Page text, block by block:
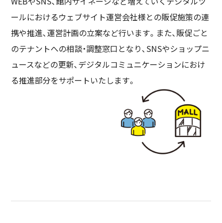
ールにおけるウェブサイト運営会社様との販促施策の連
携や推進、運営計画の立案など行います。また、販促ごと
のテナントへの相談・調整窓口となり、SNSやショップニ
ュースなどの更新、デジタルコミュニケーションにおけ
る推進部分をサポートいたします。